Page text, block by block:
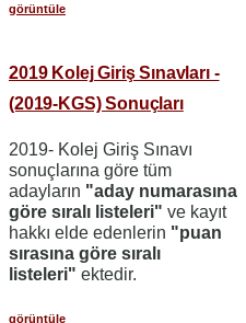
görüntüle
2019 Kolej Giriş Sınavları -
(2019-KGS) Sonuçları
2019- Kolej Giriş Sınavı
sonuçlarına göre tüm
adayların "aday numarasına
göre sıralı listeleri" ve kayıt
hakkı elde edenlerin "puan
sırasına göre sıralı
listeleri" ektedir.
görüntüle